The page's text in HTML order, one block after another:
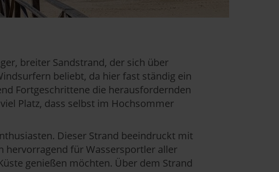
breiter Sandstrand, der sich über
beliebt, da hier fast ständig ein
Fortgeschrittene die herausfordernden
Platz, dass selbst im Hochsommer
Dieser Strand beeindruckt mit
hervorragend für Wassersportler aller
genießen möchten. Über dem Strand